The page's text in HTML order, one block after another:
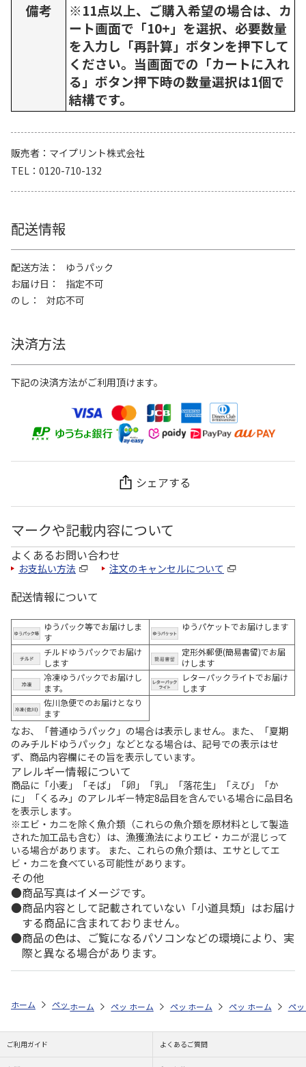
備考
※11点以上、ご購入希望の場合は、カ
ート画面で「10+」を選択、必要数量
を入力し「再計算」ボタンを押下して
ください。当画面での「カートに入れ
る」ボタン押下時の数量選択は1個で
結構です。
販売者
マイプリント株式会社
TEL
0120-710-132
配送情報
配送方法
ゆうパック
お届け日
指定不可
のし
対応不可
決済方法
下記の決済方法がご利用頂けます。
シェアする
マークや記載内容について
よくあるお問い合わせ
お支払い方法 注文のキャンセルについて
配送情報について
ゆうパック等でお届けしま
す
ゆうパケットでお届けします
チルドゆうパックでお届け
します
定形外郵便(簡易書留)でお届
けします
冷凍ゆうパックでお届けし
ます。
レターパックライトでお届け
します
佐川急便でのお届けとなり
ます
なお、「普通ゆうパック」の場合は表示しません。また、「夏期
のみチルドゆうパック」などとなる場合は、記号での表示はせ
ず、商品内容欄にその旨を表示しています。
アレルギー情報について
商品に「小麦」「そば」「卵」「乳」「落花生」「えび」「か
に」「くるみ」のアレルギー特定8品目を含んでいる場合に品目名
を表示します。
※エビ・カニを除く魚介類（これらの魚介類を原材料として製造
された加工品も含む）は、漁獲漁法によりエビ・カニが混じって
いる場合があります。 また、これらの魚介類は、エサとしてエ
ビ・カニを食べている可能性があります。
その他
商品写真はイメージです。
商品内容として記載されていない「小道具類」はお届け
する商品に含まれておりません。
商品の色は、ご覧になるパソコンなどの環境により、実
際と異なる場合があります。
ホーム ペットストア ケージ・飼育その他用品 水槽用品その他（魚
ホーム ペットストア ケージ・飼育その他用品 水
ホーム ペットストア ケージ・飼育その
ホーム ペットストア ケ
ホーム ペ
ご利用ガイド よくあるご質問